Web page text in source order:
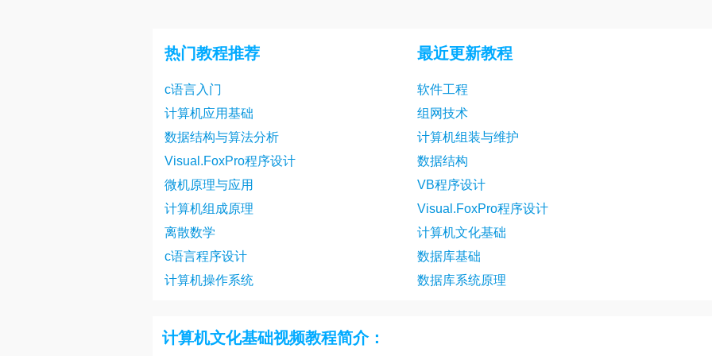
计算机文化基础 第28讲
热门教程推荐
c语言入门
计算机应用基础
数据结构与算法分析
Visual.FoxPro程序设计
微机原理与应用
计算机组成原理
离散数学
c语言程序设计
计算机操作系统
最近更新教程
软件工程
组网技术
计算机组装与维护
数据结构
VB程序设计
Visual.FoxPro程序设计
计算机文化基础
数据库基础
数据库系统原理
计算机文化基础视频教程简介：